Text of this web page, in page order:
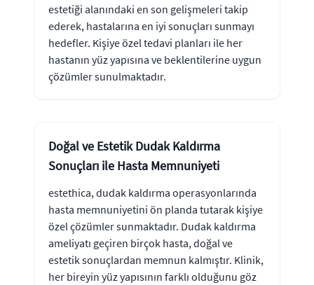
estetiği alanındaki en son gelişmeleri takip
ederek, hastalarına en iyi sonuçları sunmayı
hedefler. Kişiye özel tedavi planları ile her
hastanın yüz yapısına ve beklentilerine uygun
çözümler sunulmaktadır.
Doğal ve Estetik Dudak Kaldırma
Sonuçları ile Hasta Memnuniyeti
estethica, dudak kaldırma operasyonlarında
hasta memnuniyetini ön planda tutarak kişiye
özel çözümler sunmaktadır. Dudak kaldırma
ameliyatı geçiren birçok hasta, doğal ve
estetik sonuçlardan memnun kalmıştır. Klinik,
her bireyin yüz yapısının farklı olduğunu göz